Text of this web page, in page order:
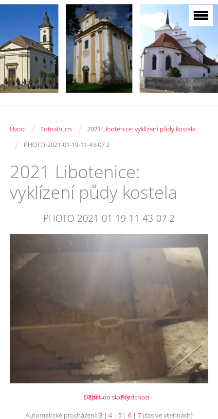
Úvod / Fotoalbum / 2021 Libotenice: vyklízení půdy kostela
/ PHOTO-2021-01-19-11-43-07 2
2021 Libotenice:
vyklízení půdy kostela
PHOTO-2021-01-19-11-43-07 2
← Předchozí
Další →
Zpět do složky
Automatické procházení:3 | 4| 5 | 6 | 7(čas ve vteřinách)